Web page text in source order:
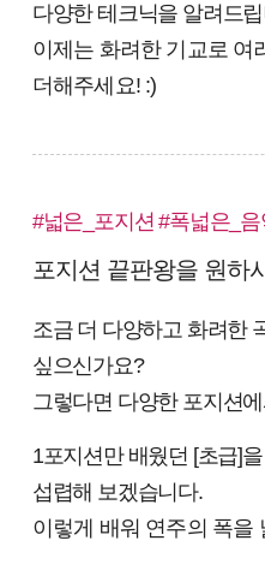
다양한 테크닉을 알려드
이제는 화려한 기교로 여
더해주세요! :)
#넓은_포지션 #폭넓은_음
포지션 끝판왕을 원하
조금 더 다양하고 화려한
싶으신가요?
그렇다면 다양한 포지션
1포지션만 배웠던 [초급]
섭렵해 보겠습니다.
이렇게 배워 연주의 폭을